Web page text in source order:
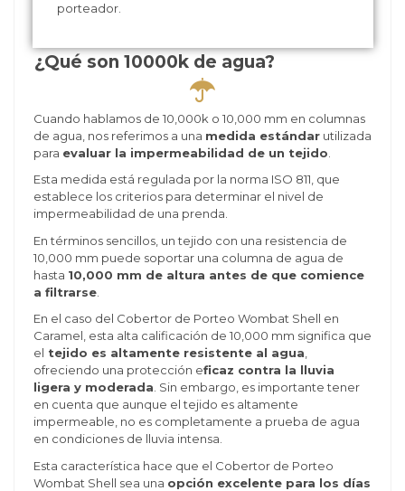
porteador.
¿Qué son 10000k de agua?
Cuando hablamos de 10,000k o 10,000 mm en columnas
de agua, nos referimos a una medida estándarutilizada
para evaluar la impermeabilidad de un tejido
Esta medida está regulada por la norma ISO 811, que
establece los criterios para determinar el nivel de
impermeabilidad de una prenda.
En términos sencillos, un tejido con una resistencia de
10,000 mm puede soportar una columna de agua de
hasta 10,000 mm de altura antes de que comience
a filtrarse.
En el caso del Cobertor de Porteo Wombat Shell en
Caramel, esta alta calificación de 10,000 mm significa que
el tejido es altamente resistente al agua,
ofreciendo una protección eficaz contra la lluvia
ligera y moderada. Sin embargo, es importante tener
en cuenta que aunque el tejido es altamente
impermeable, no es completamente a prueba de agua
en condiciones de lluvia intensa.
Esta característica hace que el Cobertor de Porteo
Wombat Shell sea una opción excelente para los días